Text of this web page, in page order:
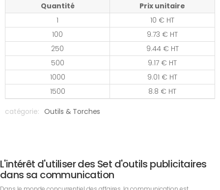
Quantité
Prix unitaire
1
10 € HT
100
9.73 € HT
250
9.44 € HT
500
9.17 € HT
1000
9.01 € HT
1500
8.8 € HT
catégorie: Outils & Torches
L'intérêt d'utiliser des Set d'outils publicitaires
dans sa communication